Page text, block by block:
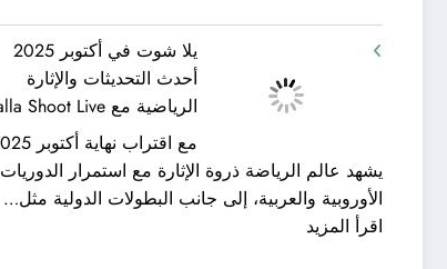
مع
شركة
جلوبال
ألفا
ترافيل
الحصول
خدمات
عفش
مريحة
وخالية
مهاراتك
الكروية
من
خلال
مشاهدة
المباريات
يلا شوت في أكتوبر 2025
أحدث التحديثات والإثارة
الرياضية مع Yalla Shoot Live
يشهد عالم الرياضة ذروة الإثارة مع استمرار الدوريات
الأوروبية والعربية، إلى جانب البطولات الدولية مثل…
اقرأ المزيد